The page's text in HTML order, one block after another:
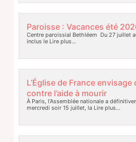
Paroisse : Vacances été
Centre paroissial Bethléem Du 27 juillet
inclus leLire plus…
L’Église de France
contre l’aide à mourir
À Paris, l’Assemblée nationale a
mercredi soir 15 juillet, laLire plus…